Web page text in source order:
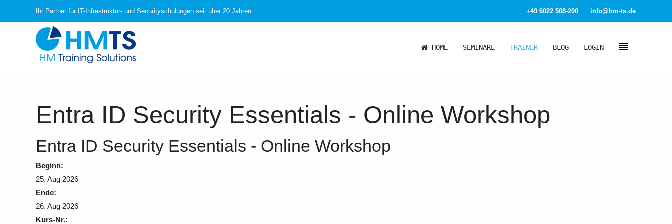
Ihr Partner für IT-Infrastruktur- und Securityschulungen seit über 20 Jahren. +49 6022 508-200 info@hm-ts.de
HOME SEMINARE TRAINER BLOG LOGIN
Entra ID Security Essentials - Online Workshop
Entra ID Security Essentials - Online Workshop
Beginn:
25. Aug 2026
Ende:
26. Aug 2026
Kurs-Nr.: